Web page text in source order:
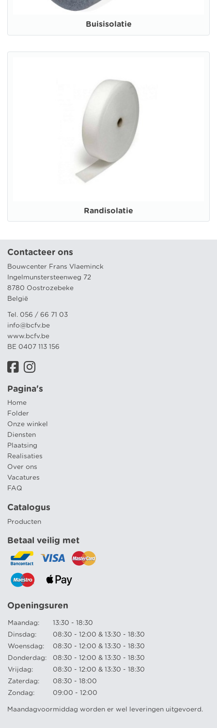
Buisisolatie
Randisolatie
Contacteer ons
Bouwcenter Frans Vlaeminck
Ingelmunstersteenweg 72
8780 Oostrozebeke
België
Tel. 056 / 66 71 03
info@bcfv.be
www.bcfv.be
BE 0407 113 156
Pagina's
Home
Folder
Onze winkel
Diensten
Plaatsing
Realisaties
Over ons
Vacatures
FAQ
Catalogus
Producten
Betaal veilig met
Openingsuren
Maandag:
13:30 - 18:30
Dinsdag:
08:30 - 12:00 & 13:30 - 18:30
Woensdag:
08:30 - 12:00 & 13:30 - 18:30
Donderdag:
08:30 - 12:00 & 13:30 - 18:30
Vrijdag:
08:30 - 12:00 & 13:30 - 18:30
Zaterdag:
08:30 - 18:00
Zondag:
09:00 - 12:00
Maandagvoormiddag worden er wel leveringen uitgevoerd.